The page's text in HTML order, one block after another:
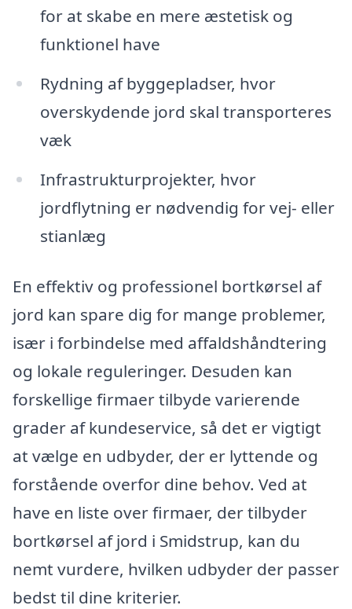
for at skabe en mere æstetisk og
funktionel have
Rydning af byggepladser, hvor
overskydende jord skal transporteres
væk
Infrastrukturprojekter, hvor
jordflytning er nødvendig for vej- eller
stianlæg
En effektiv og professionel bortkørsel af
jord kan spare dig for mange problemer,
især i forbindelse med affaldshåndtering
og lokale reguleringer. Desuden kan
forskellige firmaer tilbyde varierende
grader af kundeservice, så det er vigtigt
at vælge en udbyder, der er lyttende og
forstående overfor dine behov. Ved at
have en liste over firmaer, der tilbyder
bortkørsel af jord i Smidstrup, kan du
nemt vurdere, hvilken udbyder der passer
bedst til dine kriterier.